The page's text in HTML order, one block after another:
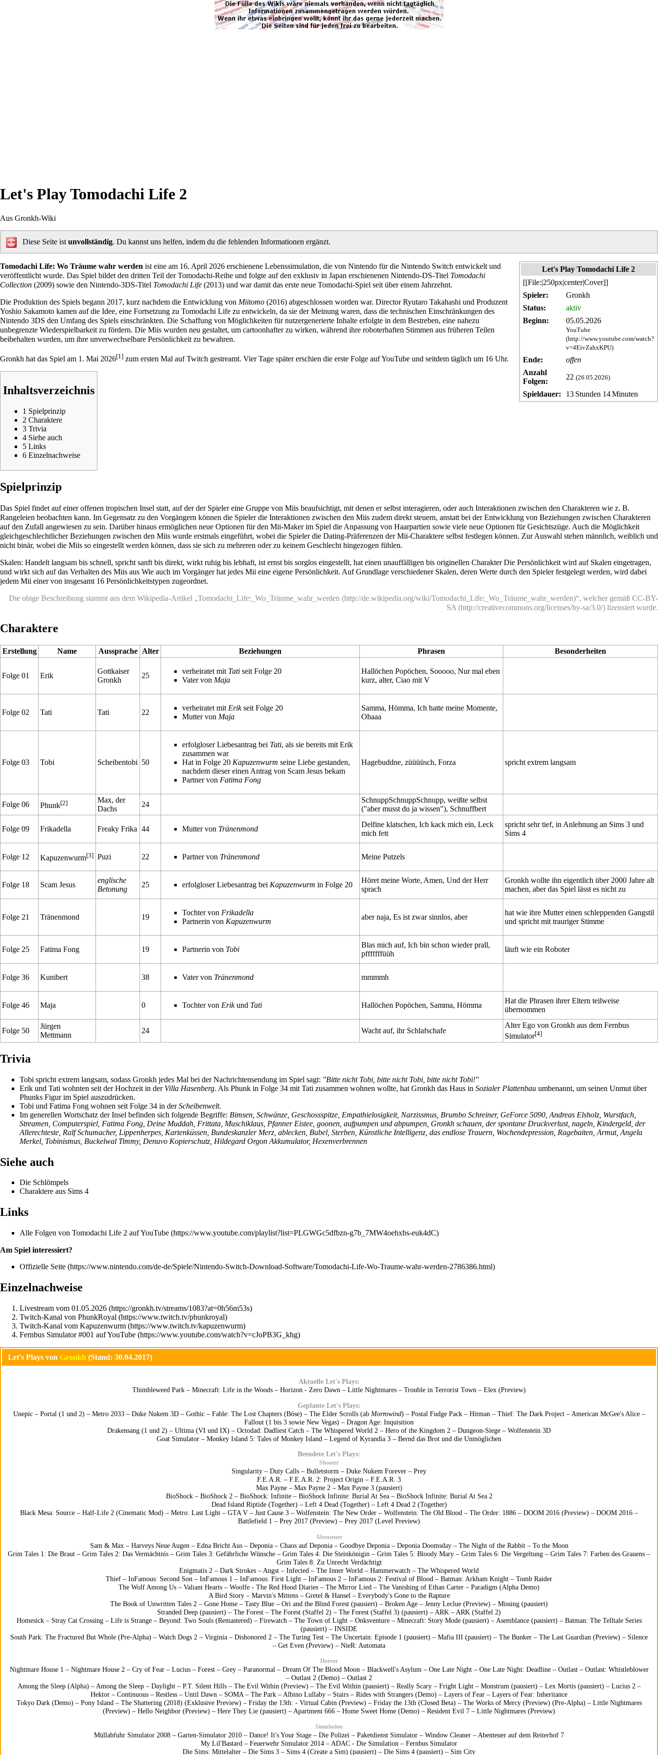
Let's Play Tomodachi Life 2
Aus Gronkh-Wiki
Diese Seite ist unvollständig. Du kannst uns helfen, indem du die fehlenden Informationen ergänzt.
Let's Play Tomodachi Life 2
[[File:|250px|center|Cover]]
Spieler:
Gronkh
Status:
aktiv
Beginn:
05.05.2026
YouTube
Ende:
offen
Anzahl
Folgen:
22 (26.05.2026)
Spieldauer: 13 Stunden 14 Minuten
Tomodachi Life: Wo Träume wahr werden ist eine am 16. April 2026 erschienene Lebenssimulation, die von Nintendo für die Nintendo Switch entwickelt und
veröffentlicht wurde. Das Spiel bildet den dritten Teil der Tomodachi-Reihe und folgte auf den exklusiv in Japan erschienenen Nintendo-DS-Titel Tomodachi
Collection (2009) sowie den Nintendo-3DS-Titel Tomodachi Life (2013) und war damit das erste neue Tomodachi-Spiel seit über einem Jahrzehnt.
Die Produktion des Spiels begann 2017, kurz nachdem die Entwicklung von Miitomo (2016) abgeschlossen worden war. Director Ryutaro Takahashi und Produzent
Yoshio Sakamoto kamen auf die Idee, eine Fortsetzung zu Tomodachi Life zu entwickeln, da sie der Meinung waren, dass die technischen Einschränkungen des
Nintendo 3DS den Umfang des Spiels einschränkten. Die Schaffung von Möglichkeiten für nutzergenerierte Inhalte erfolgte in dem Bestreben, eine nahezu
unbegrenzte Wiederspielbarkeit zu fördern. Die Miis wurden neu gestaltet, um cartoonhafter zu wirken, während ihre roboterhaften Stimmen aus früheren Teilen
beibehalten wurden, um ihre unverwechselbare Persönlichkeit zu bewahren.
Gronkh hat das Spiel am 1. Mai 2026[1] zum ersten Mal auf Twitch gestreamt. Vier Tage später erschien die erste Folge auf YouTube und seitdem täglich um 16 Uhr.
Inhaltsverzeichnis
1 Spielprinzip
2 Charaktere
3 Trivia
4 Siehe auch
5 Links
6 Einzelnachweise
Spielprinzip
Das Spiel findet auf einer offenen tropischen Insel statt, auf der der Spieler eine Gruppe von Miis beaufsichtigt, mit denen er selbst interagieren, oder auch Interaktionen zwischen den Charakteren wie z. B.
Rangeleien beobachten kann. Im Gegensatz zu den Vorgängern können die Spieler die Interaktionen zwischen den Miis zudem direkt steuern, anstatt bei der Entwicklung von Beziehungen zwischen Charakteren
auf den Zufall angewiesen zu sein. Darüber hinaus ermöglichen neue Optionen für den Mii-Maker im Spiel die Anpassung von Haarpartien sowie viele neue Optionen für Gesichtszüge. Auch die Möglichkeit
gleichgeschlechtlicher Beziehungen zwischen den Miis wurde erstmals eingeführt, wobei die Spieler die Dating-Präferenzen der Mii-Charaktere selbst festlegen können. Zur Auswahl stehen männlich, weiblich und
nicht binär, wobei die Miis so eingestellt werden können, dass sie sich zu mehreren oder zu keinem Geschlecht hingezogen fühlen.
Skalen: Handelt langsam bis schnell, spricht sanft bis direkt, wirkt ruhig bis lebhaft, ist ernst bis sorglos eingestellt, hat einen unauffälligen bis originellen Charakter Die Persönlichkeit wird auf Skalen eingetragen,
und wirkt sich auf das Verhalten des Miis aus Wie auch im Vorgänger hat jedes Mii eine eigene Persönlichkeit. Auf Grundlage verschiedener Skalen, deren Werte durch den Spieler festgelegt werden, wird dabei
jedem Mii einer von insgesamt 16 Persönlichkeitstypen zugeordnet.
Die obige Beschreibung stammt aus dem Wikipedia-Artikel „Tomodachi_Life:_Wo_Träume_wahr_werden “, welcher gemäß CC-BY-
SA
lizensiert wurde.
Charaktere
Erstellung Name Aussprache Alter Beziehungen Phrasen Besonderheiten
Folge 01 Erik
Gottkaiser
Gronkh
25
verheiratet mit Tati seit Folge 20
Vater von Maja
Hallöchen Popöchen, Sooooo, Nur mal eben
kurz, alter, Ciao mit V
Folge 02 Tati Tati 22
verheiratet mit Erikseit Folge 20
Mutter von Maja
Samma, Hömma, Ich hatte meine Momente,
Ohaaa
Folge 03 Tobi Scheibentobi 50
erfolgloser Liebesantrag bei Tati, als sie bereits mit Erik
zusammen war
Hat in Folge 20 Kapuzenwurm seine Liebe gestanden,
nachdem dieser einen Antrag von Scam Jesus bekam
Partner von Fatima Fong
Hagebuddne, züüüüsch, Forza spricht extrem langsam
Folge 06 Phunk[2]
Max, der
Dachs
24
SchnuppSchnuppSchnupp, weißte selbst
("aber musst du ja wissen"), Schnuffbert
Folge 09 Frikadella Freaky Frika 44 Mutter von Tränenmond
Delfine klatschen, Ich kack mich ein, Leck
mich fett
spricht sehr tief, in Anlehnung an Sims 3 und
Sims 4
Folge 12 Kapuzenwurm[3] Puzi 22 Partner von Tränenmond Meine Putzels
Folge 18 Scam Jesus
englische
Betonung
25 erfolgloser Liebesantrag bei Kapuzenwurm in Folge 20
Höret meine Worte, Amen, Und der Herr
sprach
Gronkh wollte ihn eigentlich über 2000 Jahre alt
machen, aber das Spiel lässt es nicht zu
Folge 21 Tränenmond 19
Tochter von Frikadella
Partnerin von Kapuzenwurm
aber naja, Es ist zwar sinnlos, aber
hat wie ihre Mutter einen schleppenden Gangstil
und spricht mit trauriger Stimme
Folge 25 Fatima Fong 19 Partnerin von Tobi
Blas mich auf, Ich bin schon wieder prall,
pfffffffüüh
läuft wie ein Roboter
Folge 36 Kunibert 38 Vater von Tränenmond mmmmh
Folge 46 Maja 0 Tochter von Erikund Tati Hallöchen Popöchen, Samma, Hömma
Hat die Phrasen ihrer Eltern teilweise
übernommen
Folge 50
Jürgen
Mettmann
24 Wacht auf, ihr Schlafschafe
Alter Ego von Gronkh aus dem Fernbus
Simulator[4]
Trivia
Tobi spricht extrem langsam, sodass Gronkh jedes Mal bei der Nachrichtensendung im Spiel sagt: "Bitte nicht Tobi, bitte nicht Tobi, bitte nicht Tobi!"
Erik und Tati wohnten seit der Hochzeit in der Villa Hasenberg. Als Phunk in Folge 34 mit Tati zusammen wohnen wollte, hat Gronkh das Haus in Sozialer Plattenbau umbenannt, um seinen Unmut über
Phunks Figur im Spiel auszudrücken.
Tobi und Fatima Fong wohnen seit Folge 34 in derScheibenwelt.
Im generellen Wortschatz der Insel befinden sich folgende Begriffe: Bimsen, Schwänze, Geschossspitze, Empathielosigkeit, Narzissmus, Brumbo Schreiner, GeForce 5090, Andreas Elsholz , Wurstfach,
Streamen, Computerspiel, Fatima Fong, Deine Muddah, Frittata, Muschiklaus, Pfanner Eistee, goonen, aufpumpen und abpumpen, Gronkh schauen, der spontane Druckverlust, nageln, Kindergeld, der
Allerechteste, Ralf Schumacher, Lippenherpes, Kartenküssen, Bundeskanzler Merz, ablecken, Bubel, Sterben, Künstliche Intelligenz, das endlose Trauern, Wochendepression, Ragebaiten, Armut, Angela
Merkel, Tobinismus, Buckelwal Timmy, Denuvo Kopierschutz, Hildegard Orgon Akkumulator, Hexenverbrennen
Siehe auch
Die Schlömpels
Charaktere aus Sims 4
Links
Alle Folgen von Tomodachi Life 2 auf YouTube
Am Spiel interessiert?
Offizielle Seite
Einzelnachweise
Livestream vom 01.05.2026
Twitch-Kanal von PhunkRoyal
Twitch-Kanal vom Kapuzenwurm
Fernbus Simulator #001 auf YouTube
Let's Plays von Gronkh (Stand: 30.04.2017)
Aktuelle Let's Plays:
Thimbleweed Park – Minecraft: Life in the Woods – Horizon - Zero Dawn – Little Nightmares – Trouble in Terrorist Town – Elex (Preview)
Geplante Let's Plays:
Unepic – Portal (1 und 2) – Metro 2033 – Duke Nukem 3D – Gothic – Fable: The Lost Chapters (Böse) – The Elder Scrolls (ab Morrowind) – Postal Fudge Pack – Hitman – Thief: The Dark Project – American McGee's Alice –
Fallout (1 bis 3 sowie New Vegas) – Dragon Age: Inquisition
Drakensang (1 und 2) – Ultima (VI und IX) – Octodad: Dadliest Catch – The Whispered World 2 – Hero of the Kingdom 2 – Dungeon-Siege – Wolfenstein 3D
Goat Simulator – Monkey Island 5: Tales of Monkey Island – Legend of Kyrandia 3 – Bernd das Brot und die Unmöglichen
Beendete Let's Plays:
Shooter
Singularity – Duty Calls – Bulletstorm – Duke Nukem Forever – Prey
F.E.A.R. – F.E.A.R. 2: Project Origin – F.E.A.R. 3
Max Payne– Max Payne 2– Max Payne 3(pausiert)
BioShock– BioShock 2– BioShock: Infinite– BioShock Infinite: Burial At Sea– BioShock Infinite: Burial At Sea 2
Dead Island Riptide (Together) – Left 4 Dead (Together) – Left 4 Dead 2 (Together)
Black Mesa: Source – Half-Life 2 (Cinematic Mod) – Metro: Last Light – GTA V – Just Cause 3 – Wolfenstein: The New Order – Wolfenstein: The Old Blood – The Order: 1886 – DOOM 2016 (Preview) – DOOM 2016 –
Battlefield 1 – Prey 2017 (Preview) – Prey 2017 (Level Preview)
Abenteuer
Sam & Max– Harveys Neue Augen – Edna Bricht Aus– Deponia– Chaos auf Deponia– Goodbye Deponia– Deponia Doomsday– The Night of the Rabbit– To the Moon
Grim Tales 1: Die Braut – Grim Tales 2: Das Vermächtnis – Grim Tales 3: Gefährliche Wünsche – Grim Tales 4: Die Steinkönigin – Grim Tales 5: Bloody Mary – Grim Tales 6: Die Vergeltung – Grim Tales 7: Farben des Grauens –
Grim Tales 8: Zu Unrecht Verdächtigt
Enigmatis 2 – Dark Strokes – Angst – Infected – The Inner World – Hammerwatch – The Whispered World
Thief – InFamous: Second Son – InFamous 1 – InFamous: First Light – InFamous 2 – InFamous 2: Festival of Blood – Batman: Arkham Knight – Tomb Raider
The Wolf Among Us – Valiant Hearts – Woolfe - The Red Hood Diaries – The Mirror Lied – The Vanishing of Ethan Carter – Paradigm (Alpha Demo)
A Bird Story– Marvin's Mittens– Gretel & Hansel – Everybody's Gone to the Rapture
The Book of Unwritten Tales 2 – Gone Home – Tasty Blue – Ori and the Blind Forest (pausiert) – Broken Age – Jenny Leclue (Preview) – Missing (pausiert)
Stranded Deep (pausiert) – The Forest – The Forest (Staffel 2) – The Forest (Staffel 3) (pausiert) – ARK – ARK (Staffel 2)
Homesick– Stray Cat Crossing– Life is Strange– Beyond: Two Souls (Remastered) – Firewatch – The Town of Light– Onksventure– Minecraft: Story Mode(pausiert) – Asemblance(pausiert) – Batman: The Telltale Series
(pausiert) – INSIDE
South Park: The Fractured But Whole (Pre-Alpha) – Watch Dogs 2 – Virginia – Dishonored 2 – The Turing Test – The Uncertain: Episode 1 (pausiert) – Mafia III (pausiert) – The Bunker – The Last Guardian (Preview) – Silence
– Get Even (Preview) – NieR: Automata
Horror
Nightmare House 1 – Nightmare House 2 – Cry of Fear– Lucius– Forest– Grey– Paranormal – Dream Of The Blood Moon – Blackwell's Asylum – One Late Night– One Late Night: Deadline– Outlast– Outlast: Whistleblower
– Outlast 2 (Demo) – Outlast 2
Among the Sleep (Alpha) – Among the Sleep– Daylight– P.T. Silent Hills– The Evil Within (Preview) – The Evil Within (pausiert) – Really Scary– Fright Light– Monstrum (pausiert) – Lex Mortis(pausiert) – Lucius 2 –
Hektor – Continuous – Restless – Until Dawn – SOMA – The Park – Albino Lullaby – Stairs – Rides with Strangers (Demo) – Layers of Fear – Layers of Fear: Inheritance
Tokyo Dark (Demo) – Pony Island – The Shattering (2018) (Exklusive Preview) – Friday the 13th: - Virtual Cabin (Preview) – Friday the 13th (Closed Beta) – The Works of Mercy (Preview) (Pre-Alpha) – Little Nightmares
(Preview) – Hello Neighbor (Preview) – Here They Lie (pausiert) – Apartment 666 – Home Sweet Home (Demo) – Resident Evil 7 – Little Nightmares (Preview)
Simulation
Müllabfuhr Simulator 2008 – Garten-Simulator 2010 – Dance! It's Your Stage – Die Polizei – Paketdienst Simulator – Window Cleaner –Abenteuer auf dem Reiterhof 7
My Lil'Bastard – Feuerwehr Simulator 2014 –ADAC - Die Simulation – Fernbus Simulator
Die Sims: Mittelalter – Die Sims 3 – Sims 4 (Create a Sim) (pausiert) – Die Sims 4 (pausiert) – Sim City